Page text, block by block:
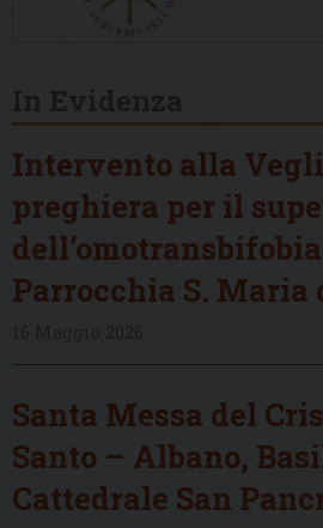
Intervento alla
preghiera per il
Parrocchia S. Maria
Santa Messa del
Santo – Albano,
Cattedrale San